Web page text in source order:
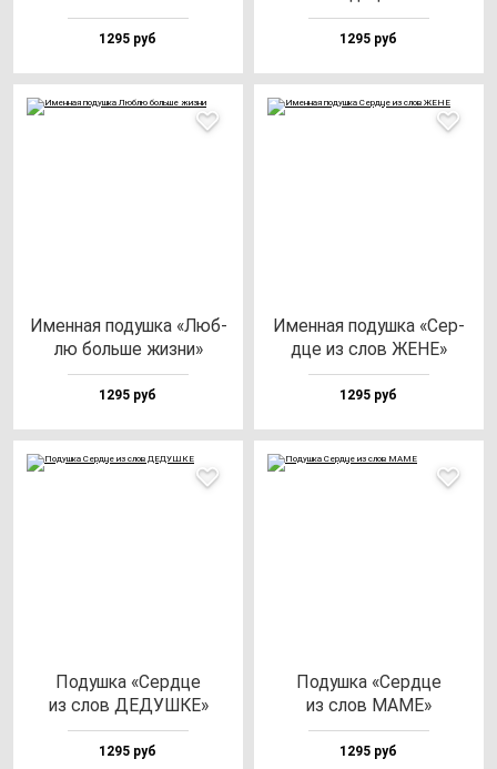
1295 руб 1295 руб
Имен­ная по­душ­ка «Люб­
лю боль­ше жиз­ни»
1295 руб
Имен­ная по­душ­ка «Сер­
дце из слов ЖЕНЕ»
1295 руб
Подуш­ка «Сер­дце
из слов ДЕДУШКЕ»
1295 руб
Подуш­ка «Сер­дце
из слов МАМЕ»
1295 руб